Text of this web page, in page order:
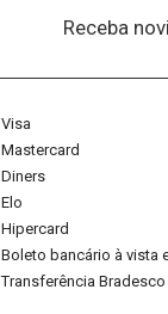
Receba
Visa
Mastercard
Diners
Elo
Hipercard
Boleto bancário à vista
Transferência Bradesco